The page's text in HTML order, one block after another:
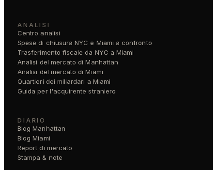
ANALISI
Centro analisi
Spese di chiusura NYC e Miami a confronto
Trasferimento fiscale da NYC a Miami
Analisi del mercato di Manhattan
Analisi del mercato di Miami
Quartieri dei miliardari a Miami
Guida per l'acquirente straniero
DIARIO
Blog Manhattan
Blog Miami
Report di mercato
Stampa & note